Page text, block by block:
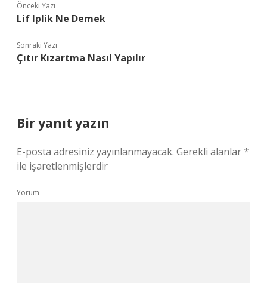
Önceki Yazı
Lif Iplik Ne Demek
Sonraki Yazı
Çıtır Kızartma Nasıl Yapılır
Bir yanıt yazın
E-posta adresiniz yayınlanmayacak. Gerekli alanlar*
ile işaretlenmişlerdir
Yorum